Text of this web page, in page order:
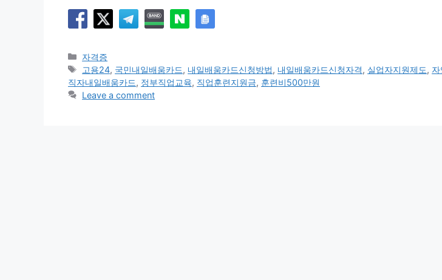
Categories
자격증
Tags
고용24, 국민내일배움카드, 내일배움카드신청방법, 내일배움카드신청자격, 실업자지원제도,
직자내일배움카드, 정부직업교육, 직업훈련지원금, 훈련비500만원
Leave a comment